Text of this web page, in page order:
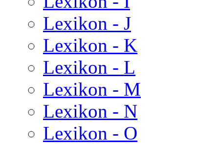
Lexikon - J
Lexikon - K
Lexikon - L
Lexikon - M
Lexikon - N
Lexikon - O